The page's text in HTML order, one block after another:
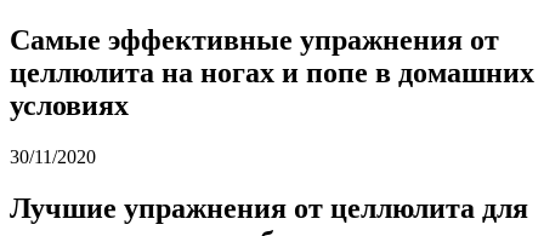
Самые эффективные упражнения от
целлюлита на ногах и попе в домашних
условиях
30/11/2020
Лучшие упражнения от целлюлита для